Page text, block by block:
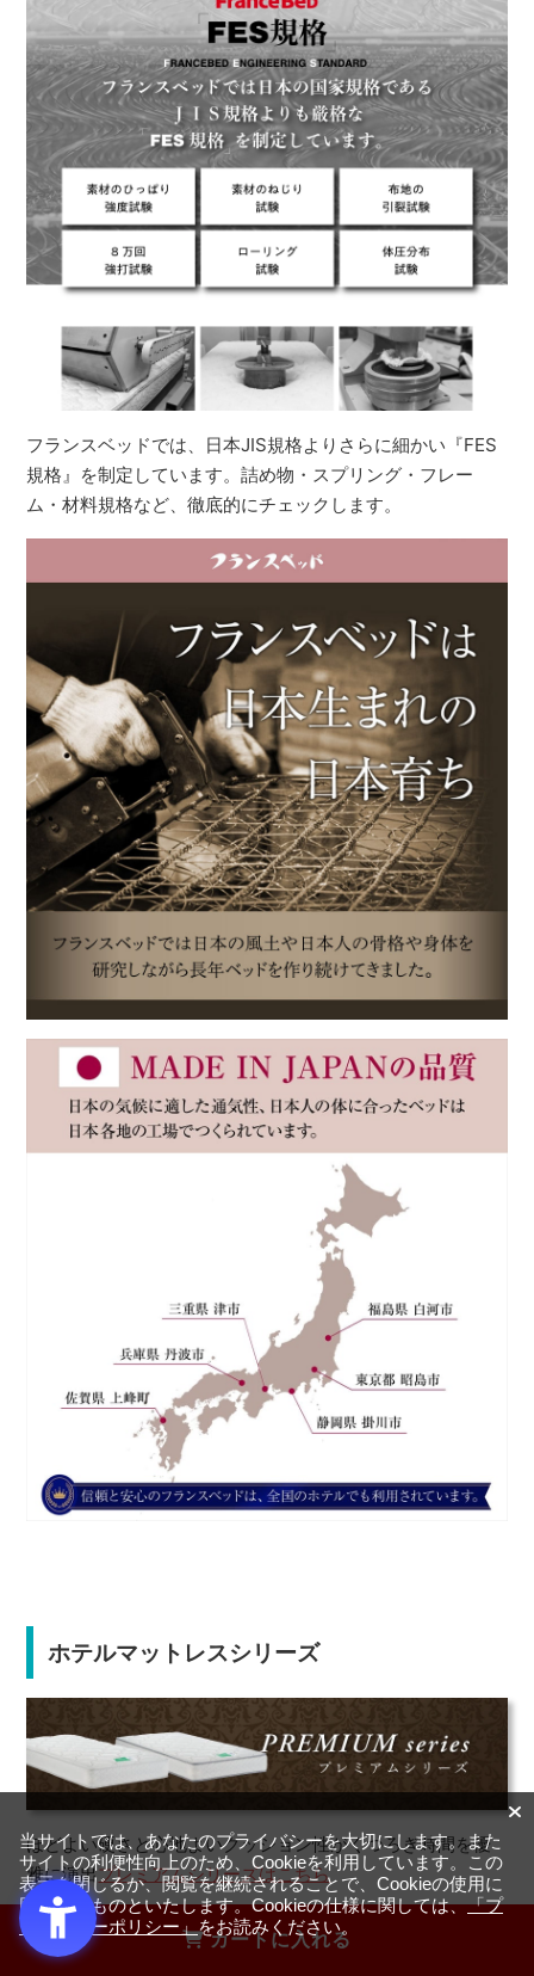
カートに入れる
フランスベッドでは、日本JIS規格よりさらに細かい『FES
規格』を制定しています。詰め物・スプリング・フレー
ム・材料規格など、徹底的にチェックします。
ホテルマットレスシリーズ
ほどよい硬さと心地よいクッション性がくつろぎ時間を優
雅に演出プレミアムシリーズはこちら
当サイトでは、あなたのプライバシーを大切にします。また
サイトの利便性向上のため、Cookieを利用しています。この
表示を閉じるか、閲覧を継続されることで、Cookieの使用に
同意するものといたします。Cookieの仕様に関しては、「プ
ライバシーポリシー」をお読みください。